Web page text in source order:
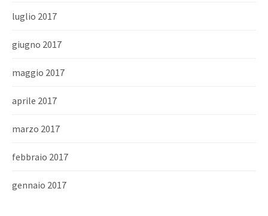
luglio 2017
giugno 2017
maggio 2017
aprile 2017
marzo 2017
febbraio 2017
gennaio 2017